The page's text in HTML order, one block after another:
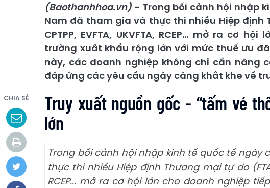
(Baothanhhoa.vn) - Trong bối cảnh hội nhập
Nam đã tham gia và thực thi nhiều Hiệp định
CPTPP, EVFTA, UKVFTA, RCEP... mở ra cơ
trường xuất khẩu rộng lớn với mức thuế ưu
này, các doanh nghiệp không chỉ cần nâng
đáp ứng các yêu cầu ngày càng khắt khe về
CHIA SẺ
Truy xuất nguồn gốc - “tấm vé
lớn
Trong bối cảnh hội nhập kinh tế quốc tế ngày
thực thi nhiều Hiệp định Thương mại tự do (FTA)
RCEP... mở ra cơ hội lớn cho doanh nghiệp